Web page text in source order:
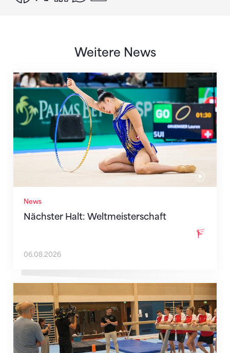
Weitere News
News
Nächster Halt: Weltmeisterschaft
Nächster Halt: Weltmeisterschaft
06.08.2026
Mit klaren Zielen nach Zagreb